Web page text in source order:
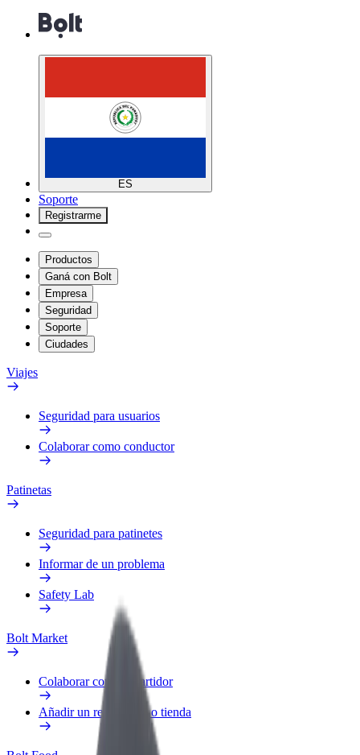
ES
Soporte
Registrarme
Productos
Ganá con Bolt
Empresa
Seguridad
Soporte
Ciudades
Viajes
Seguridad para usuarios
Colaborar como conductor
Patinetas
Seguridad para patinetes
Informar de un problema
Safety Lab
Bolt Market
Colaborar como repartidor
Añadir un restaurante o tienda